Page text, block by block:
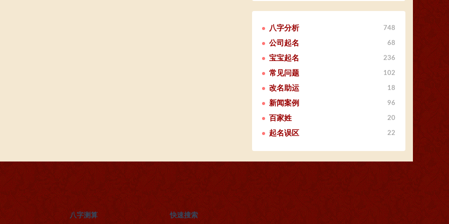
八字分析 748
公司起名 68
宝宝起名 236
常见问题 102
改名助运 18
新闻案例 96
百家姓 20
起名误区 22
八字测算 快速搜索